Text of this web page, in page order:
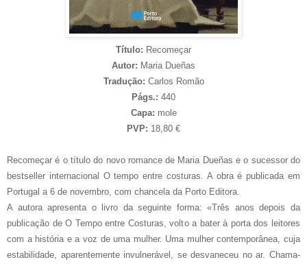
Título: Recomeçar
Autor: Maria Dueñas
Tradução: Carlos Romão
Págs.: 440
Capa: mole
PVP: 18,80 €
Recomeçar é o título do novo romance de Maria Dueñas e o sucessor do
bestseller internacional O tempo entre costuras. A obra é publicada em
Portugal a 6 de novembro, com chancela da Porto Editora.
A autora apresenta o livro da seguinte forma: «Três anos depois da
publicação de O Tempo entre Costuras, volto a bater à porta dos leitores
com a história e a voz de uma mulher. Uma mulher contemporânea, cuja
estabilidade, aparentemente invulnerável, se desvaneceu no ar. Chama-